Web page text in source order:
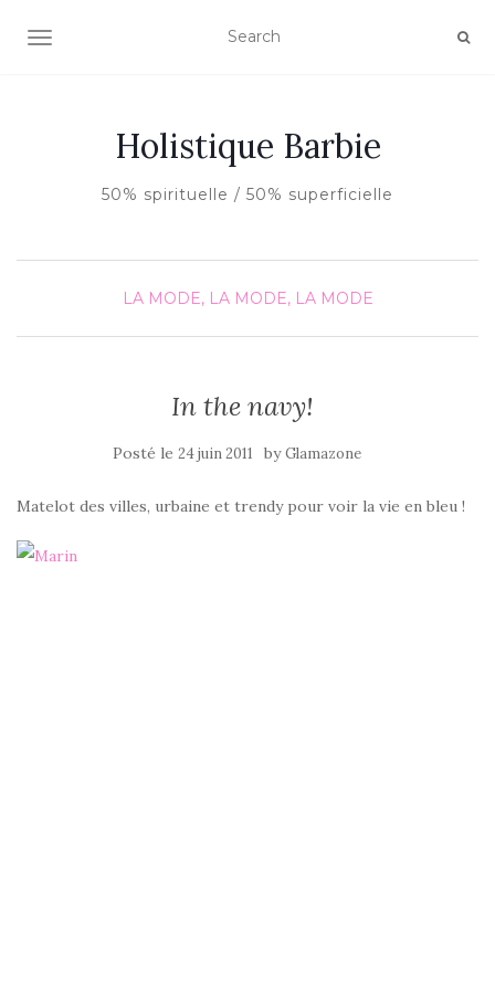
AFFICHER/MASQUER LA NAVIGATION
Holistique Barbie
50% spirituelle / 50% superficielle
LA MODE, LA MODE, LA MODE
In the navy!
Posté le 24 juin 2011 byGlamazone
Matelot des villes, urbaine et trendy pour voir la vie en bleu !